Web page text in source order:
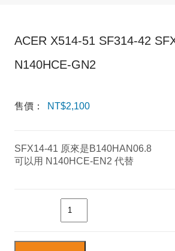
ACER X514-51 SF314-42
N140HCE-GN2
售價： NT$2,100
SFX14-41 原來是B140HAN06.8
可以用 N140HCE-EN2 代替